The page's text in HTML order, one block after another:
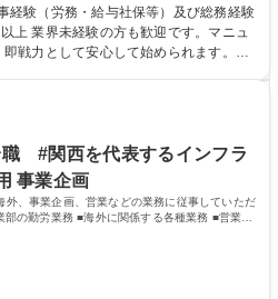
、やりがいある環境です。 ■勤怠管
年末調整等の労務管理全般 ■入退社手続
などのコア業務 ■社内イベントの企画
いるため、安心して成長できます。 募
賞与5ヶ月◆年休120日◆残業少なめ◆
経験（労務・給与社保等）及び総務経験
上 業界未経験の方も歓迎です。マニュ
戦力として安心して始められます。
組織への貢献度をダイレクトに実感で
ト可など、ワークライフバランスを保
れまでの幅広い経験を活かし、長期的な
な意欲と挑戦を全力で応援します。 学
大 専修学校 高校 語学力： 資格：日商
簿記検定3級
職 #関西を代表するインフラ
事業企画
、事業企画、営業などの業務に従事していただ
の勤労業務 ■海外に関係する各種業務 ■営業部